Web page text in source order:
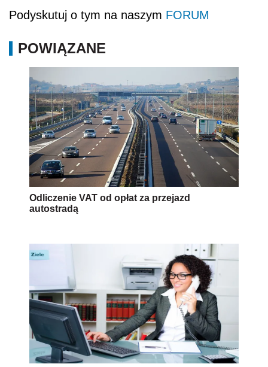
Podyskutuj o tym na naszym FORUM
POWIĄZANE
Odliczenie VAT od opłat za przejazd
autostradą